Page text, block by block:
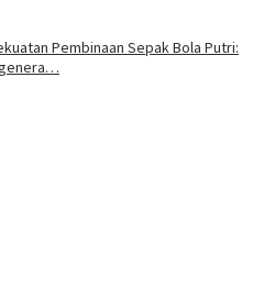
Pembinaan Sepak Bola Putri: